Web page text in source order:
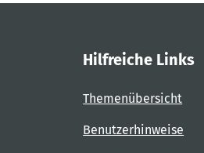
Hilfreiche Links
Themenübersicht
Benutzerhinweise